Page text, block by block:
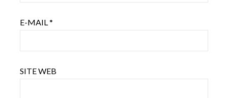
E-MAIL*
SITE WEB